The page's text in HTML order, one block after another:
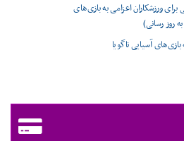
ورزشکاران اعزامی به بازی‌های
آسیایی ناگویا